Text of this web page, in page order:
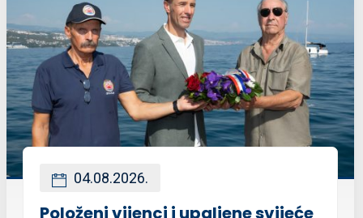
04.08.2026.
Položeni vijenci i upaljene svijeće